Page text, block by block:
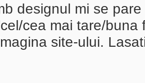
designul mi se
cea mai tare/buna
site-ului.